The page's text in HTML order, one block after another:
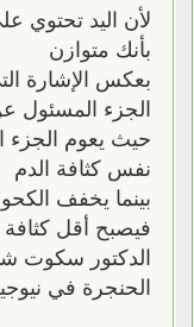
لأن اليد تحتوي
بأنك متوازن
بعكس الإشارة
الجزء المسئول
حيث يعوم
نفس كثافة الدم
بينما يخفف
فيصبح أقل
الدكتور سكوت
الحنجرة في